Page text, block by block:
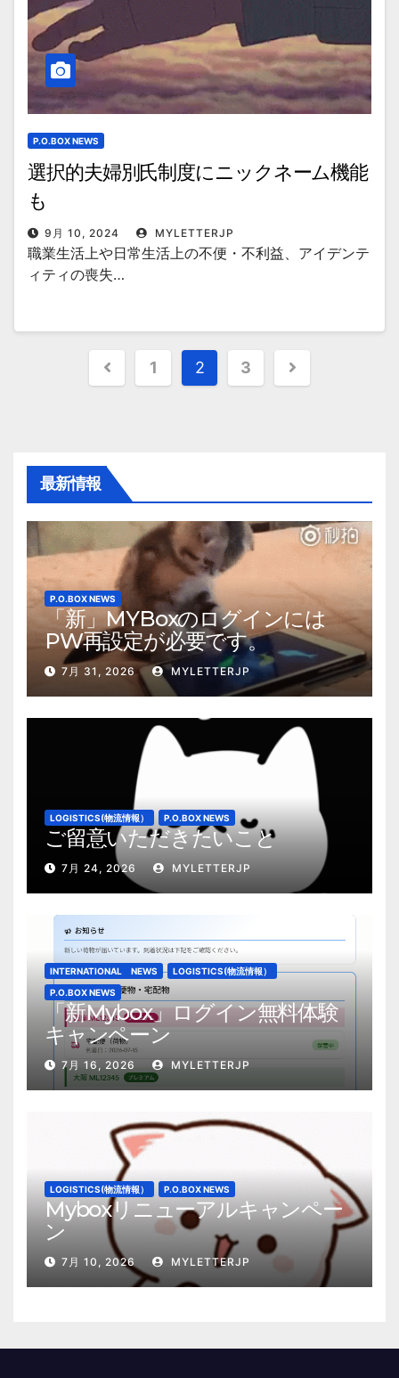
P.O.BOX NEWS
選択的夫婦別氏制度にニックネーム機能
も
9月 10, 2024 MYLETTERJP
職業生活上や日常生活上の不便・不利益、アイデンテ
ィティの喪失…
投
ペ
ー
ジ
送
り
1 2 3
最新情報
P.O.BOX NEWS
「新」MYBoxのログインには
PW再設定が必要です。
7月 31, 2026 MYLETTERJP
LOGISTICS(物流情報） P.O.BOX NEWS
ご留意いただきたいこと
7月 24, 2026 MYLETTERJP
INTERNATIONAL NEWS
LOGISTICS(物流情報）
P.O.BOX NEWS
「新Mybox」ログイン無料体験
キャンペーン
7月 16, 2026 MYLETTERJP
LOGISTICS(物流情報） P.O.BOX NEWS
Myboxリニューアルキャンペー
ン
7月 10, 2026 MYLETTERJP